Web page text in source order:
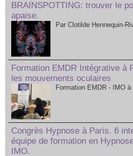
BRAINSPOTTING: trouver le
apaise.
Par Clotilde Hennequin-
Formation EMDR Intégrative à
les mouvements oculaires
Formation EMDR - IMO
Congrès Hypnose à Paris. 6
équipe de formation en
IMO.